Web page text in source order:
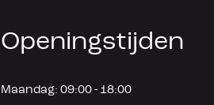
Openingstijden
Maandag: 09:00 - 18:00